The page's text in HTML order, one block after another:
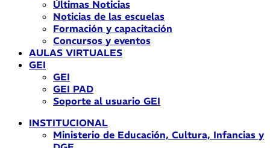
Últimas Noticias
Noticias de las escuelas
Formación y capacitación
Concursos y eventos
AULAS VIRTUALES
GEI
GEI
GEI PAD
Soporte al usuario GEI
INSTITUCIONAL
Ministerio de Educación, Cultura, Infancias y